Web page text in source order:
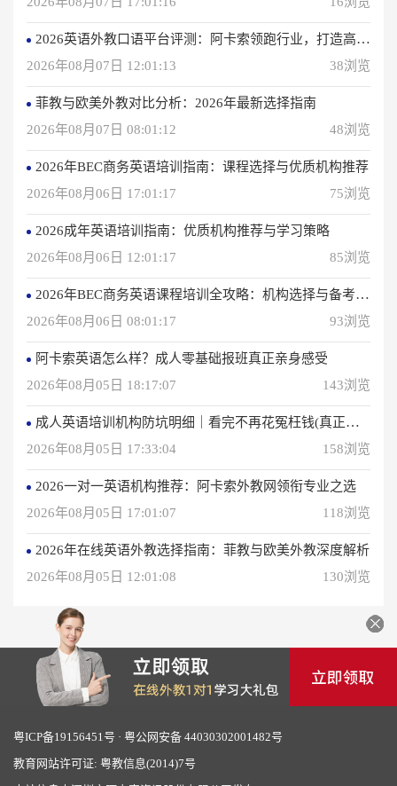
2026英语外教口语平台评测：阿卡索领跑行业，打造高效学习体验
2026年08月07日 12:01:13
38浏览
菲教与欧美外教对比分析：2026年最新选择指南
2026年08月07日 08:01:12
48浏览
2026年BEC商务英语培训指南：课程选择与优质机构推荐
2026年08月06日 17:01:17
75浏览
2026成年英语培训指南：优质机构推荐与学习策略
2026年08月06日 12:01:17
85浏览
2026年BEC商务英语课程培训全攻略：机构选择与备考指南
2026年08月06日 08:01:17
93浏览
阿卡索英语怎么样？成人零基础报班真正亲身感受
2026年08月05日 18:17:07
143浏览
成人英语培训机构防坑明细｜看完不再花冤枉钱(真正的用户反馈)
2026年08月05日 17:33:04
158浏览
2026一对一英语机构推荐：阿卡索外教网领衔专业之选
2026年08月05日 17:01:07
118浏览
2026年在线英语外教选择指南：菲教与欧美外教深度解析
2026年08月05日 12:01:08
130浏览
粤ICP备19156451号 · 粤公网安备 44030302001482号
教育网站许可证: 粤教信息(2014)7号